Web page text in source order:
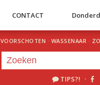
CONTACT
VOORSCHOTEN · WASSENAAR ·
TIPS?! ·